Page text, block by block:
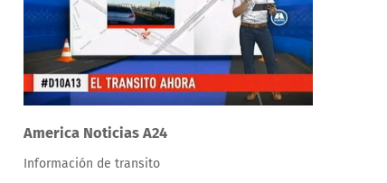
America Noticias A24
Información de transito